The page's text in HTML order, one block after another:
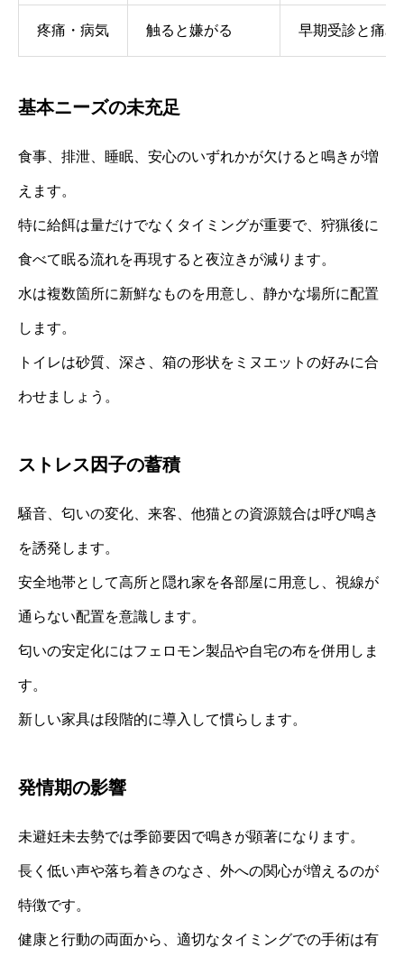
疼痛・病気 触ると嫌がる 早期受診と痛み
基本ニーズの未充足
食事、排泄、睡眠、安心のいずれかが欠けると鳴きが増
えます。
特に給餌は量だけでなくタイミングが重要で、狩猟後に
食べて眠る流れを再現すると夜泣きが減ります。
水は複数箇所に新鮮なものを用意し、静かな場所に配置
します。
トイレは砂質、深さ、箱の形状をミヌエットの好みに合
わせましょう。
ストレス因子の蓄積
騒音、匂いの変化、来客、他猫との資源競合は呼び鳴き
を誘発します。
安全地帯として高所と隠れ家を各部屋に用意し、視線が
通らない配置を意識します。
匂いの安定化にはフェロモン製品や自宅の布を併用しま
す。
新しい家具は段階的に導入して慣らします。
発情期の影響
未避妊未去勢では季節要因で鳴きが顕著になります。
長く低い声や落ち着きのなさ、外への関心が増えるのが
特徴です。
健康と行動の両面から、適切なタイミングでの手術は有